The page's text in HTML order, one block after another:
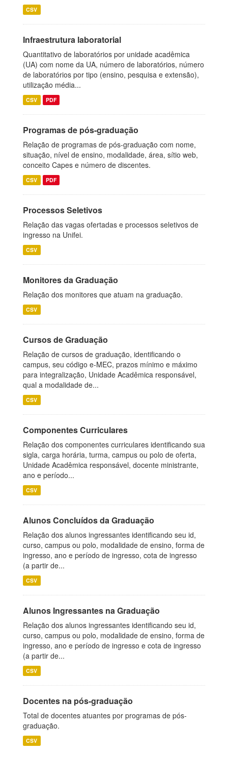
CSV
Infraestrutura laboratorial
Quantitativo de laboratórios por unidade acadêmica
(UA) com nome da UA, número de laboratórios, número
de laboratórios por tipo (ensino, pesquisa e extensão),
utilização média...
CSV PDF
Programas de pós-graduação
Relação de programas de pós-graduação com nome,
situação, nível de ensino, modalidade, área, sítio web,
conceito Capes e número de discentes.
CSV PDF
Processos Seletivos
Relação das vagas ofertadas e processos seletivos de
ingresso na Unifei.
CSV
Monitores da Graduação
Relação dos monitores que atuam na graduação.
CSV
Cursos de Graduação
Relação de cursos de graduação, identificando o
campus, seu código e-MEC, prazos mínimo e máximo
para integralização, Unidade Acadêmica responsável,
qual a modalidade de...
CSV
Componentes Curriculares
Relação dos componentes curriculares identificando sua
sigla, carga horária, turma, campus ou polo de oferta,
Unidade Acadêmica responsável, docente ministrante,
ano e período...
CSV
Alunos Concluídos da Graduação
Relação dos alunos ingressantes identificando seu id,
curso, campus ou polo, modalidade de ensino, forma de
ingresso, ano e período de ingresso, cota de ingresso
(a partir de...
CSV
Alunos Ingressantes na Graduação
Relação dos alunos ingressantes identificando seu id,
curso, campus ou polo, modalidade de ensino, forma de
ingresso, ano e período de ingresso e cota de ingresso
(a partir de...
CSV
Docentes na pós-graduação
Total de docentes atuantes por programas de pós-
graduação.
CSV